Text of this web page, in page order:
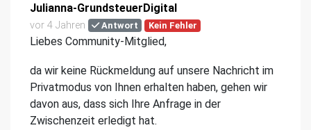
Julianna-GrundsteuerDigital
vor 4 Jahren Antwort Kein Fehler
Liebes Community-Mitglied,
da wir keine Rückmeldung auf unsere Nachricht im
Privatmodus von Ihnen erhalten haben, gehen wir
davon aus, dass sich Ihre Anfrage in der
Zwischenzeit erledigt hat.